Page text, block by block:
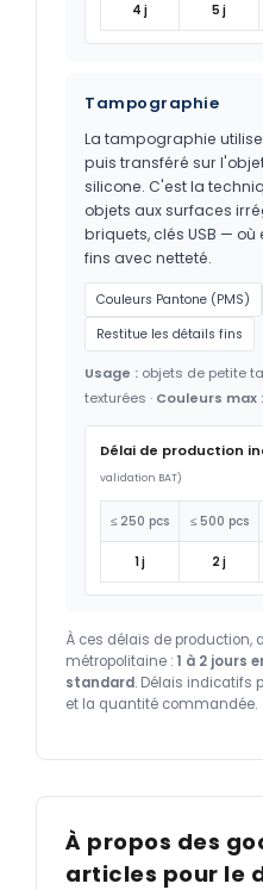
4 j 5 j
Tampographie
La tampographie
puis transféré sur
silicone. C'est la
objets aux surfaces
briquets, clés USB —
fins avec netteté.
Couleurs Pantone (PMS)
Restitue les détails fins
Usage : objets de petite
texturées · Couleurs max :
Délai de production
validation BAT)
≤ 250 pcs ≤ 500 pcs
1 j 2 j
À ces délais de production,
métropolitaine : 1 à 2 jours
standard. Délais indicatifs
et la quantité commandée.
À propos des
articles pour le